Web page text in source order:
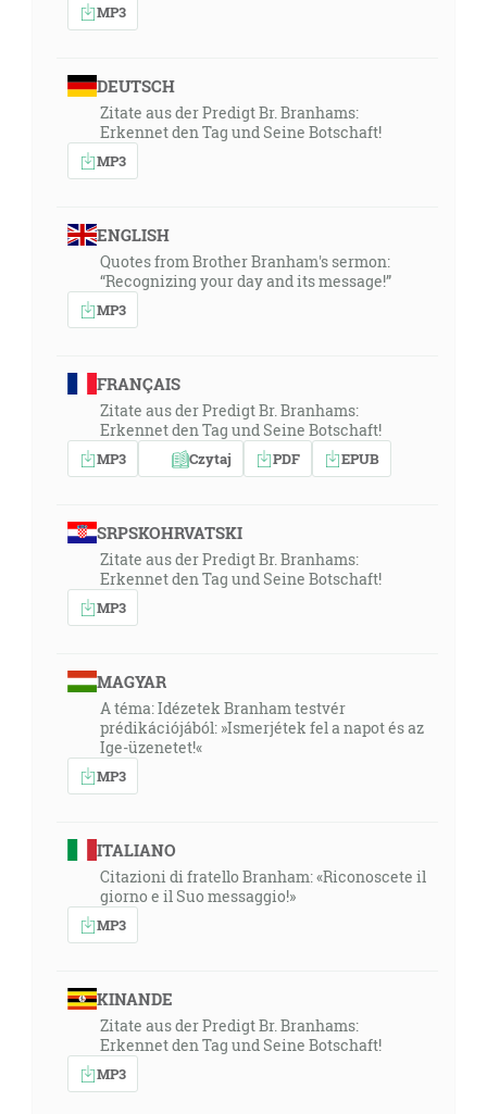
MP3
DEUTSCH
Zitate aus der Predigt Br. Branhams:
Erkennet den Tag und Seine Botschaft!
MP3
ENGLISH
Quotes from Brother Branham's sermon:
“Recognizing your day and its message!”
MP3
FRANÇAIS
Zitate aus der Predigt Br. Branhams:
Erkennet den Tag und Seine Botschaft!
MP3 Czytaj PDF EPUB
SRPSKOHRVATSKI
Zitate aus der Predigt Br. Branhams:
Erkennet den Tag und Seine Botschaft!
MP3
MAGYAR
A téma: Idézetek Branham testvér
prédikációjából: »Ismerjétek fel a napot és az
Ige-üzenetet!«
MP3
ITALIANO
Citazioni di fratello Branham: «Riconoscete il
giorno e il Suo messaggio!»
MP3
KINANDE
Zitate aus der Predigt Br. Branhams:
Erkennet den Tag und Seine Botschaft!
MP3